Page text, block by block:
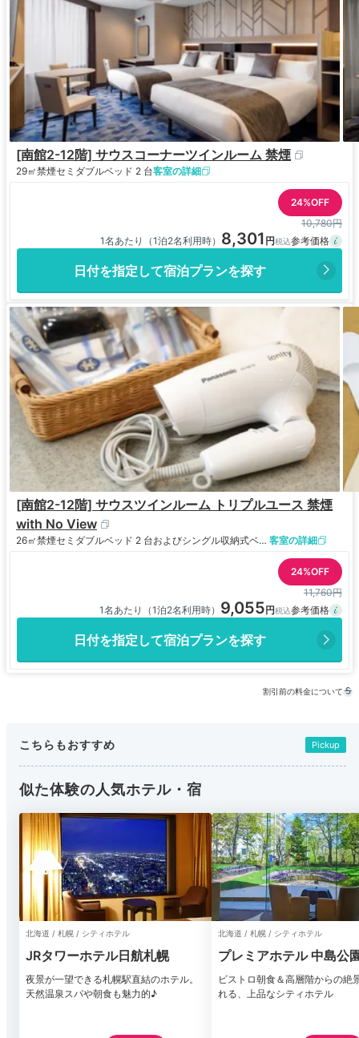
[南館2-12階] サウスコーナーツインルーム 禁煙
29㎡禁煙セミダブルベッド 2 台客室の詳細
24%OFF
10,780円
1名あたり（1泊2名利用時） 8,301
日付を指定して宿泊プランを探す
[南館2-12階] サウスツインルーム トリプルユース 禁煙
with No View
26㎡禁煙 セミダブルベッド 2 台およびシングル収納式ベッド 1 台 客室の詳細
24%OFF
11,760円
1名あたり（1泊2名利用時） 9,055
日付を指定して宿泊プランを探す
割引前の料金について
こちらもおすすめ Pickup
似た体験の人気ホテル・宿
北海道 / 札幌 / シティホテル
JRタワーホテル日航札幌
夜景が一望できる札幌駅直結のホテル。
天然温泉スパや朝食も魅力的♪
北海道 / 札幌 / シティホテル
プレミアホテル 中島公
ビストロ朝食＆高層階からの絶
れる、上品なシティホテル